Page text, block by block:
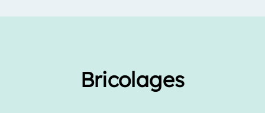
Bricolages